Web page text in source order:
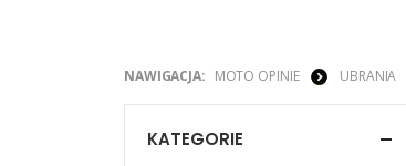
NAWIGACJA: MOTO OPINIE UBRANIA
KATEGORIE